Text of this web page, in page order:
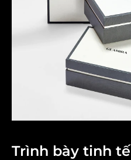
Trình bày tinh tế